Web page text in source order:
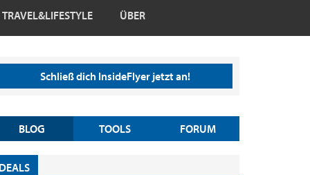
TRAVEL&LIFESTYLE ÜBER
Schließ dich InsideFlyer jetzt an!
BLOG TOOLS FORUM
DEALS